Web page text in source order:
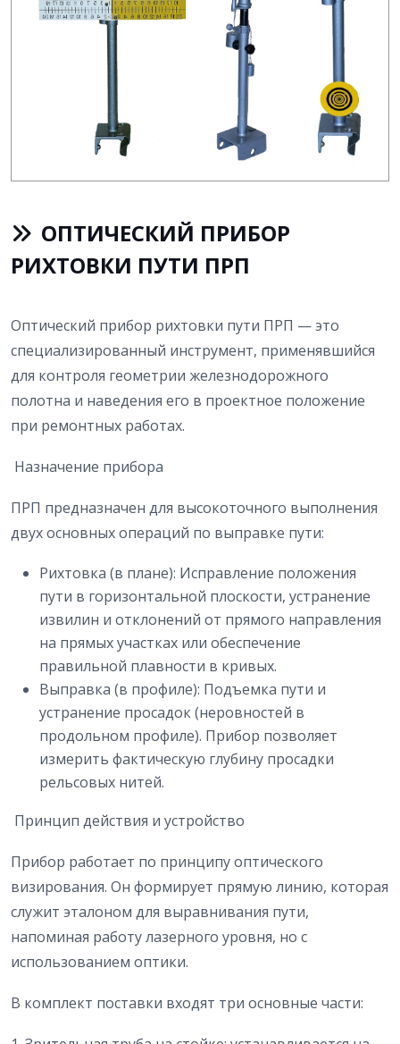
ОПТИЧЕСКИЙ ПРИБОР
РИХТОВКИ ПУТИ ПРП
Оптический прибор рихтовки пути ПРП — это
специализированный инструмент, применявшийся
для контроля геометрии железнодорожного
полотна и наведения его в проектное положение
при ремонтных работах.
Назначение прибора
ПРП предназначен для высокоточного выполнения
двух основных операций по выправке пути:
Рихтовка (в плане): Исправление положения
пути в горизонтальной плоскости, устранение
извилин и отклонений от прямого направления
на прямых участках или обеспечение
правильной плавности в кривых.
Выправка (в профиле): Подъемка пути и
устранение просадок (неровностей в
продольном профиле). Прибор позволяет
измерить фактическую глубину просадки
рельсовых нитей.
Принцип действия и устройство
Прибор работает по принципу оптического
визирования. Он формирует прямую линию, которая
служит эталоном для выравнивания пути,
напоминая работу лазерного уровня, но с
использованием оптики.
В комплект поставки входят три основные части: